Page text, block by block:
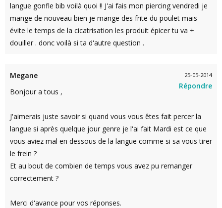
langue gonfle bib voilà quoi !! J'ai fais mon piercing vendredi je
mange de nouveau bien je mange des frite du poulet mais
évite le temps de la cicatrisation les produit épicer tu va +
douiller . donc voilà si ta d'autre question .
25-05-2014
Répondre
Megane
Bonjour a tous ,
J'aimerais juste savoir si quand vous vous êtes fait percer la
langue si après quelque jour genre je l'ai fait Mardi est ce que
vous aviez mal en dessous de la langue comme si sa vous tirer
le frein ?
Et au bout de combien de temps vous avez pu remanger
correctement ?
Merci d'avance pour vos réponses.